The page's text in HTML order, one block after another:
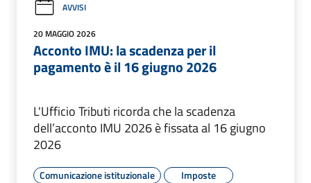
AVVISI
20 MAGGIO 2026
Acconto IMU: la scadenza per il
pagamento è il 16 giugno 2026
L'Ufficio Tributi ricorda che la scadenza
dell’acconto IMU 2026 è fissata al 16 giugno
2026
Comunicazione istituzionale Imposte